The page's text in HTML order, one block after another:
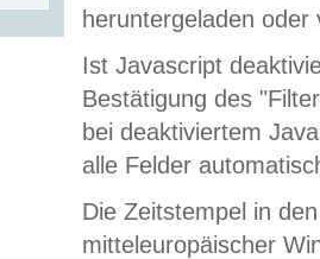
heruntergeladen oder
Ist Javascript
Bestätigung des
bei deaktiviertem
alle Felder
Die Zeitstempel in
mitteleuropäischer